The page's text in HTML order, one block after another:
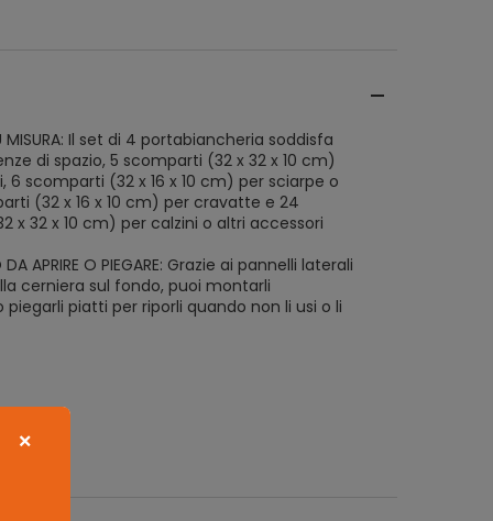
MISURA: Il set di 4 portabiancheria soddisfa
di spazio, 5 scomparti (32 x 32 x 10 cm)
6 scomparti (32 x 16 x 10 cm) per sciarpe o
(32 x 16 x 10 cm) per cravatte e 24
x 32 x 10 cm) per calzini o altri accessori
APRIRE O PIEGARE: Grazie ai pannelli laterali
cerniera sul fondo, puoi montarli
piatti per riporli quando non li usi o li
×